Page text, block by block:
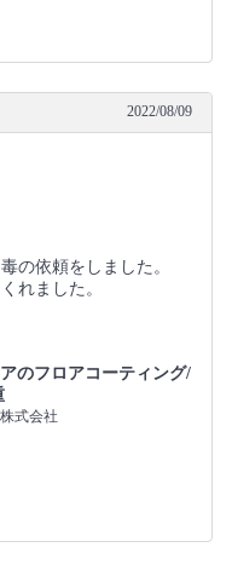
2022/08/09
の依頼をしました。
れました。
のフロアコーティング/
式会社